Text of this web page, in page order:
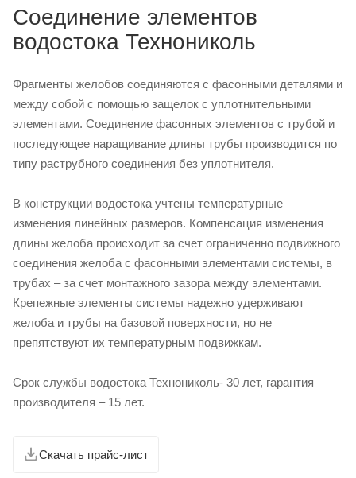
Соединение элементов
водостока Технониколь
Фрагменты желобов соединяются с фасонными деталями и
между собой с помощью защелок с уплотнительными
элементами. Соединение фасонных элементов с трубой и
последующее наращивание длины трубы производится по
типу раструбного соединения без уплотнителя.
В конструкции водостока учтены температурные
изменения линейных размеров. Компенсация изменения
длины желоба происходит за счет ограниченно подвижного
соединения желоба с фасонными элементами системы, в
трубах – за счет монтажного зазора между элементами.
Крепежные элементы системы надежно удерживают
желоба и трубы на базовой поверхности, но не
препятствуют их температурным подвижкам.
Срок службы водостока Технониколь- 30 лет, гарантия
производителя – 15 лет.
Скачать прайс-лист